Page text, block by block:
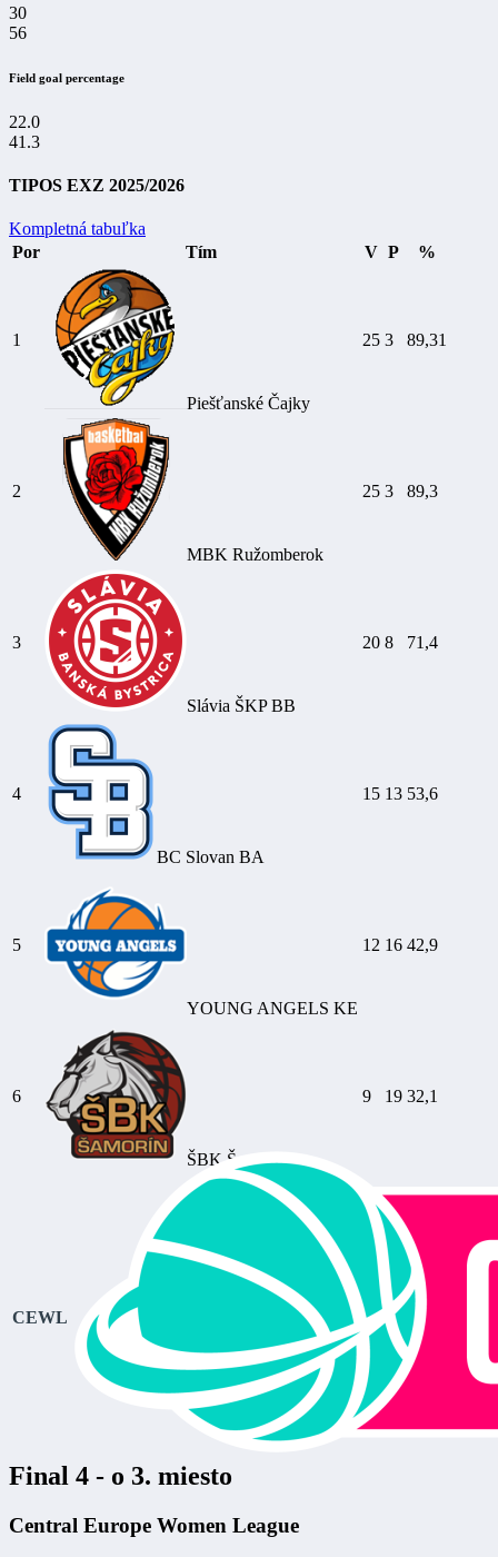
30
56
Field goal percentage
22.0
41.3
TIPOS EXZ 2025/2026
Kompletná tabuľka
Por
Tím V P %
1
Piešťanské Čajky
25 3 89,31
2
MBK Ružomberok
25 3 89,3
3
Slávia ŠKP BB
20 8 71,4
4
BC Slovan BA
15 13 53,6
5
YOUNG ANGELS KE
12 16 42,9
6
ŠBK Šamorín
9 19 32,1
CEWL
Final 4 - o 3. miesto
Central Europe Women League